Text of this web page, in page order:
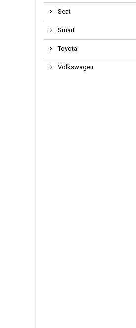
Seat
Smart
Toyota
Volkswagen